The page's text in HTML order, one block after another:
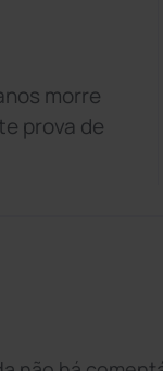
morre
prova de